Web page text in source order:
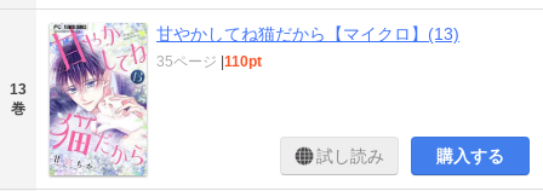
13
巻
甘やかしてね猫だから【マイクロ】(13)
35ページ 110pt
試し読み 購入する